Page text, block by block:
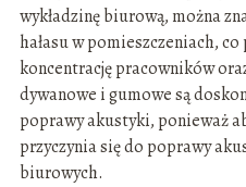
wykładzinę biurową, można
hałasu w pomieszczeniach,
koncentrację pracowników
dywanowe i gumowe są
poprawy akustyki, ponieważ
przyczynia się do poprawy
biurowych.